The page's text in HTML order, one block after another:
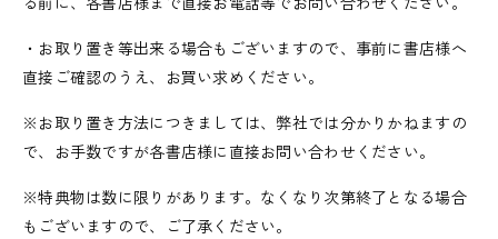
・お取り置き等出来る場合もございますので、事前に書店様へ
直接ご確認のうえ、お買い求めください。
※お取り置き方法につきましては、弊社では分かりかねますの
で、お手数ですが各書店様に直接お問い合わせください。
※特典物は数に限りがあります。なくなり次第終了となる場合
もございますので、ご了承ください。